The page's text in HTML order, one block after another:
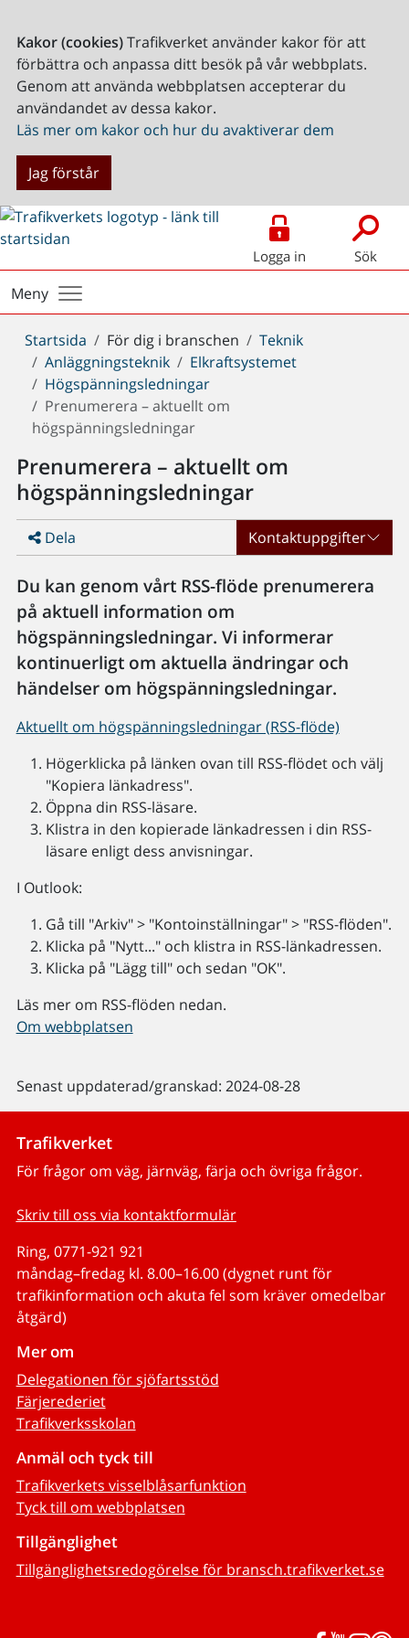
Kakor (cookies)Trafikverket använder kakor för att
förbättra och anpassa ditt besök på vår webbplats.
Genom att använda webbplatsen accepterar du
användandet av dessa kakor.
Läs mer om kakor och hur du avaktiverar dem
Jag förstår
Logga in Sök
Meny
Du
är
här:
Startsida För dig i branschen
Teknik
Anläggningsteknik
Elkraftsystemet
Högspänningsledningar
Prenumerera – aktuellt om
högspänningsledningar
Prenumerera – aktuellt om
högspänningsledningar
Dela Kontaktuppgifter
Du kan genom vårt RSS-flöde prenumerera
på aktuell information om
högspänningsledningar. Vi informerar
kontinuerligt om aktuella ändringar och
händelser om högspänningsledningar.
Aktuellt om högspänningsledningar (RSS-flöde)
Högerklicka på länken ovan till RSS-flödet och välj
"Kopiera länkadress".
Öppna din RSS-läsare.
Klistra in den kopierade länkadressen i din RSS-
läsare enligt dess anvisningar.
I Outlook:
Gå till "Arkiv" > "Kontoinställningar" > "RSS-flöden".
Klicka på "Nytt..." och klistra in RSS-länkadressen.
Klicka på "Lägg till" och sedan "OK".
Läs mer om RSS-flöden nedan.
Om webbplatsen
Senast uppdaterad/granskad: 2024-08-28
Trafikverket
För frågor om väg, järnväg, färja och övriga frågor.
Skriv till oss via kontaktformulär
Ring, 0771-921 921
måndag–fredag kl. 8.00–16.00 (dygnet runt för
trafikinformation och akuta fel som kräver omedelbar
åtgärd)
Mer om
Delegationen för sjöfartsstöd
Färjerederiet
Trafikverksskolan
Anmäl och tyck till
Trafikverkets visselblåsarfunktion
Tyck till om webbplatsen
Tillgänglighet
Tillgänglighetsredogörelse för bransch.trafikverket.se